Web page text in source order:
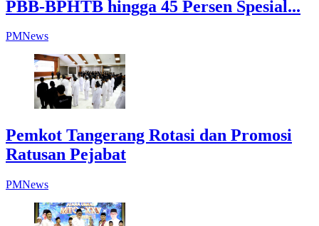
PBB-BPHTB hingga 45 Persen Spesial...
PMNews
Pemkot Tangerang Rotasi dan Promosi
Ratusan Pejabat
PMNews